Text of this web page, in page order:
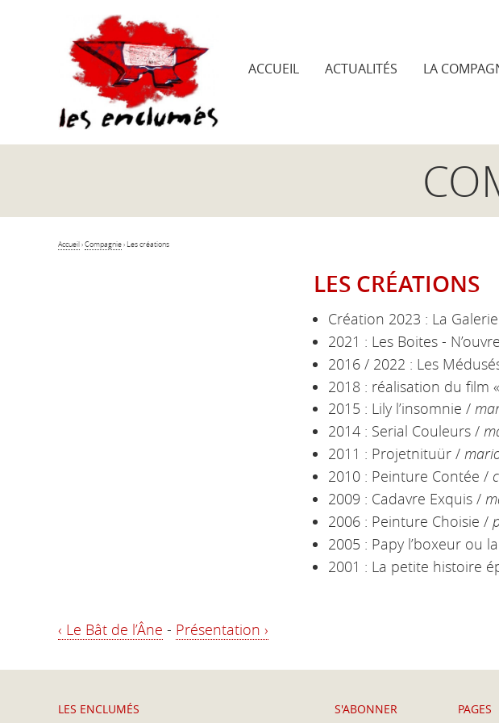
ACCUEIL ACTUALITÉS LA
Accueil›Compagnie› Les créations
LES CRÉATIONS
Création 2023 : La
2021 : Les Boites -
2016 / 2022 : Les
2018 : réalisation du film
2015 : Lily l’insomnie /
2014 : Serial Couleurs /
2011 : Projetnituür /
2010 : Peinture Contée /
2009 : Cadavre Exquis /
2006 : Peinture Choisie /
2005 : Papy l’boxeur ou
2001 : La petite histoire
‹ Le Bât de l’Âne - Présentation ›
LES ENCLUMÉS S'ABONNER PAGES